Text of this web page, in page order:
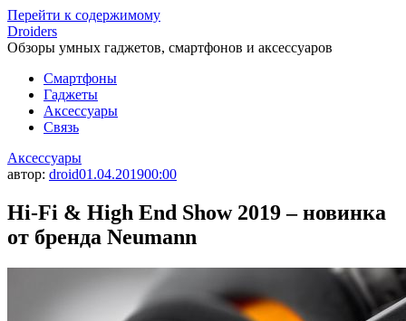
Перейти к содержимому
Droiders
Обзоры умных гаджетов, смартфонов и аксессуаров
Смартфоны
Гаджеты
Аксессуары
Связь
Аксессуары
автор: droid01.04.201900:00
Hi-Fi & High End Show 2019 – новинка
от бренда Neumann